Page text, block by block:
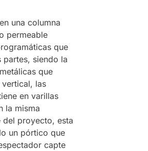
una columna
permeable
que
siendo la
que
las
en varillas
la misma
del proyecto, esta
un pórtico que
capte